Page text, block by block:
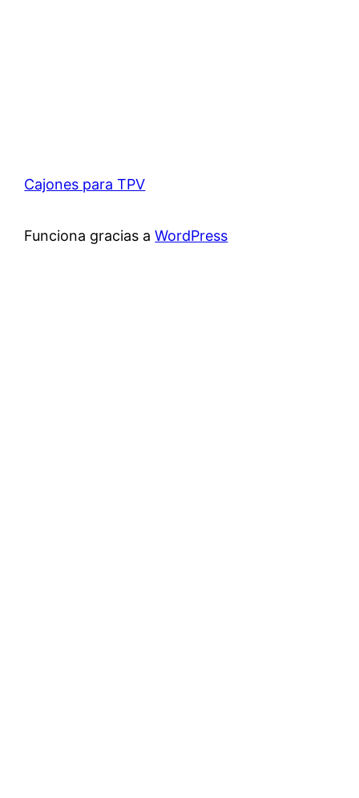
Cajones para TPV
Funciona gracias aWordPress